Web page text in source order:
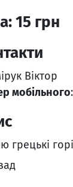
15 грн
Віктор
мобільного
грецькі